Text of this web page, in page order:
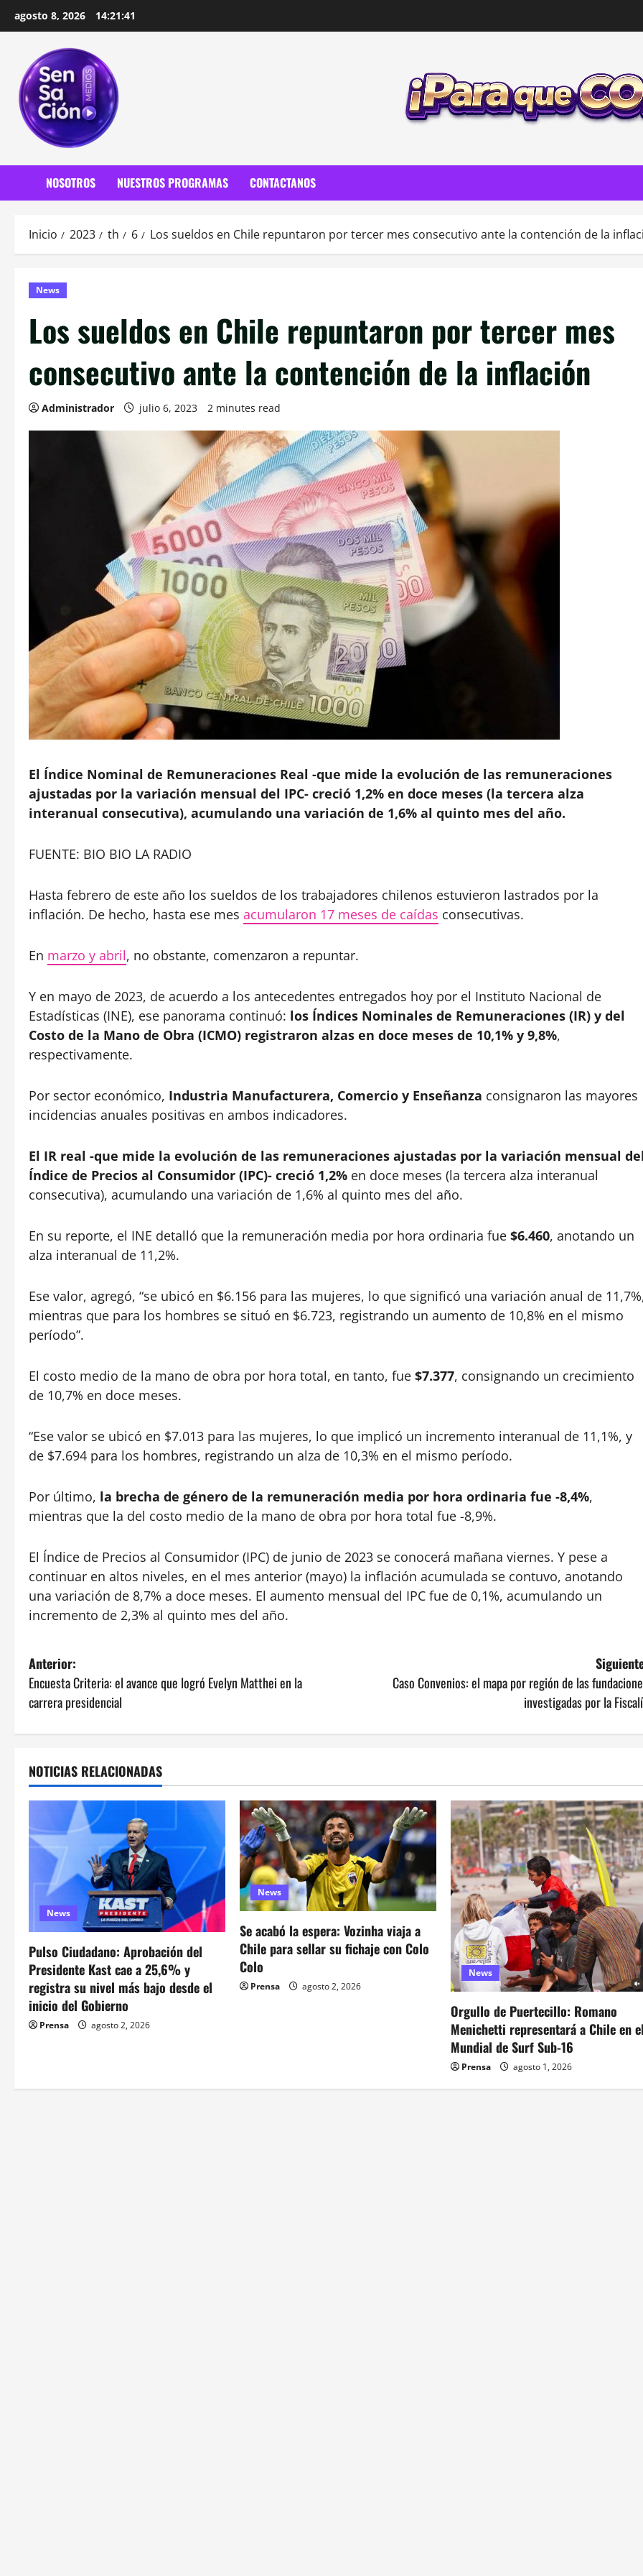
agosto 8, 2026 14:21:42
NOSOTROS NUESTROS PROGRAMAS CONTACTANOS
Inicio 2023 th 6 Los sueldos en Chile repuntaron por tercer mes consecutivo ante la contención de la
News
Los sueldos en Chile repuntaron por tercer mes
consecutivo ante la contención de la inflación
Administrador julio 6, 2023 2 minutes read
El Índice Nominal de Remuneraciones Real -que mide la evolución de las remuneraciones
ajustadas por la variación mensual del IPC- creció 1,2% en doce meses (la tercera alza
interanual consecutiva), acumulando una variación de 1,6% al quinto mes del año.
FUENTE: BIO BIO LA RADIO
Hasta febrero de este año los sueldos de los trabajadores chilenos estuvieron lastrados por la
inflación. De hecho, hasta ese mes acumularon 17 meses de caídas consecutivas.
En marzo y abril, no obstante, comenzaron a repuntar.
Y en mayo de 2023, de acuerdo a los antecedentes entregados hoy por el Instituto Nacional de
Estadísticas (INE), ese panorama continuó: los Índices Nominales de Remuneraciones (IR) y del
Costo de la Mano de Obra (ICMO) registraron alzas en doce meses de 10,1% y 9,8%,
respectivamente.
Por sector económico, Industria Manufacturera, Comercio y Enseñanza consignaron las mayores
incidencias anuales positivas en ambos indicadores.
El IR real -que mide la evolución de las remuneraciones ajustadas por la variación mensual
Índice de Precios al Consumidor (IPC)- creció 1,2% en doce meses (la tercera alza interanual
consecutiva), acumulando una variación de 1,6% al quinto mes del año.
En su reporte, el INE detalló que la remuneración media por hora ordinaria fue $6.460, anotando un
alza interanual de 11,2%.
Ese valor, agregó, “se ubicó en $6.156 para las mujeres, lo que significó una variación anual de
mientras que para los hombres se situó en $6.723, registrando un aumento de 10,8% en el mismo
período”.
El costo medio de la mano de obra por hora total, en tanto, fue $7.377, consignando un crecimiento
de 10,7% en doce meses.
“Ese valor se ubicó en $7.013 para las mujeres, lo que implicó un incremento interanual de 11,1%, y
de $7.694 para los hombres, registrando un alza de 10,3% en el mismo período.
Por último, la brecha de género de la remuneración media por hora ordinaria fue -8,4%,
mientras que la del costo medio de la mano de obra por hora total fue -8,9%.
El Índice de Precios al Consumidor (IPC) de junio de 2023 se conocerá mañana viernes. Y pese a
continuar en altos niveles, en el mes anterior (mayo) la inflación acumulada se contuvo, anotando
una variación de 8,7% a doce meses. El aumento mensual del IPC fue de 0,1%, acumulando un
incremento de 2,3% al quinto mes del año.
N
a
v
e
g
a
c
n
d
e
e
t
Anterior:
Encuesta Criteria: el avance que logró Evelyn Matthei en la
carrera presidencial
Caso Convenios: el mapa por región de las
investigadas por la
NOTICIAS RELACIONADAS
News
Pulso Ciudadano: Aprobación del
Presidente Kast cae a 25,6% y
registra su nivel más bajo desde el
inicio del Gobierno
Prensa agosto 2, 2026
News
Se acabó la espera: Vozinha viaja a
Chile para sellar su fichaje con Colo
Colo
Prensa agosto 2, 2026
News
Orgullo de Puertecillo: Romano
Menichetti representará a Chile en
Mundial de Surf Sub-16
Prensa agosto 1, 2026